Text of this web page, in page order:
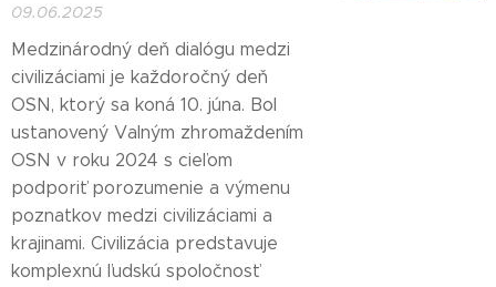
09.06.2025
Medzinárodný deň dialógu medzi
civilizáciami je každoročný deň
OSN, ktorý sa koná 10. júna. Bol
ustanovený Valným zhromaždením
OSN v roku 2024 s cieľom
podporiť porozumenie a výmenu
poznatkov medzi civilizáciami a
krajinami. Civilizácia predstavuje
komplexnú ľudskú spoločnosť